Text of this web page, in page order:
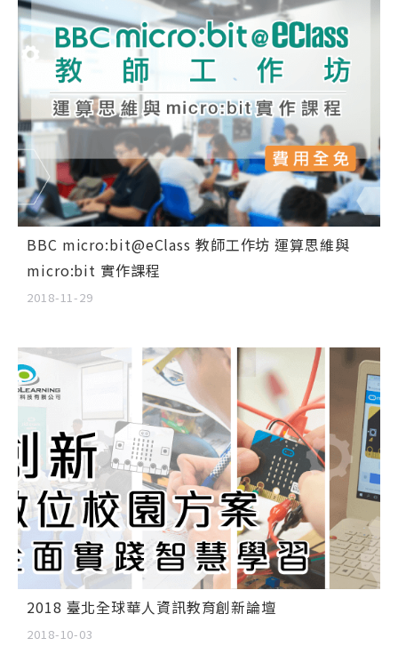
BBC micro:bit@eClass 教師工作坊 運算思維與
micro:bit 實作課程
2018-11-29
2018 臺北全球華人資訊教育創新論壇
2018-10-03